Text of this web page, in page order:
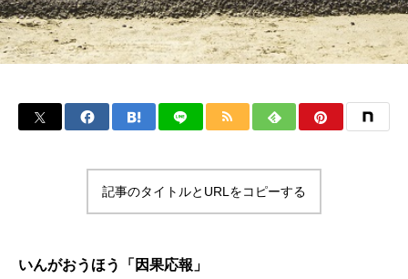
記事のタイトルとURLをコピーする
いんがおうほう「因果応報」